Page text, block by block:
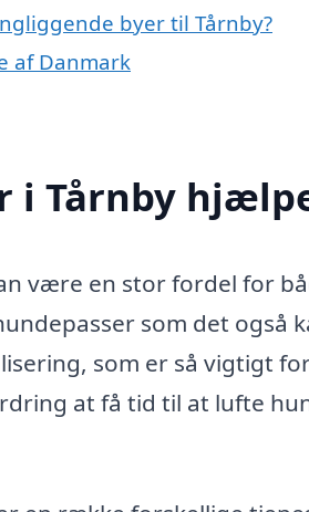
byer til Tårnby?
af Danmark
i Tårnby
være en stor fordel for
som det også
som er så vigtigt
at få tid til at lufte